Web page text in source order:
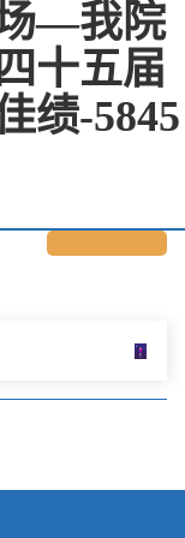
—我院
十五届
绩-5845